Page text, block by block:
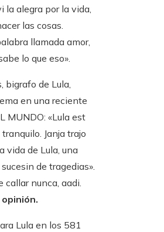
la alegra por la vida,
las cosas.
llamada amor,
lo que eso».
bigrafo de Lula,
en una reciente
MUNDO: «Lula est
Janja trajo
vida de Lula, una
de tragedias».
callar nunca, aadi.
Lula en los 581